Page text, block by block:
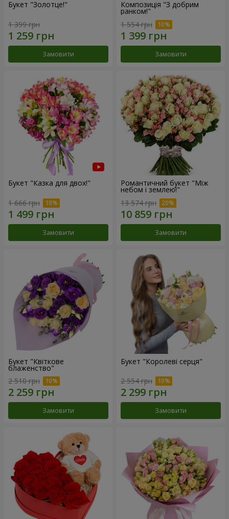
Букет "Золотце!"
1 399 грн
Замовити
Композиція "З добрим
ранком!"
1 554 грн
Замовити
Букет "Казка для двох!"
1 666 грн
Замовити
Романтичний букет "Між
небом і землею!"
13 574 грн
Замовити
Букет "Квіткове
блаженство"
2 510 грн
Замовити
Букет "Королеві серця"
2 554 грн
Замовити